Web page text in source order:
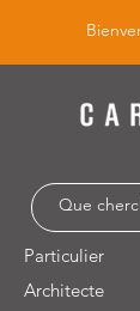
Particulier
Architecte